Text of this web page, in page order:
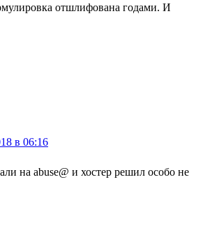
отшлифована годами. И
в 06:16
на abuse@ и хостер решил особо не